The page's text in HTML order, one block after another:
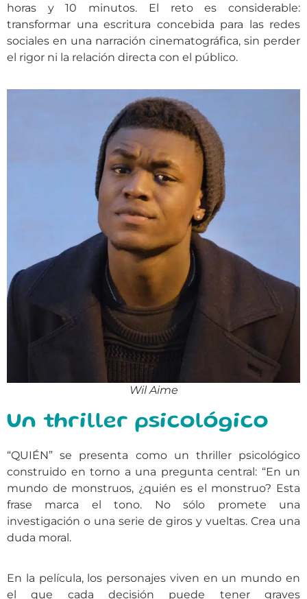
horas y 10 minutos. El reto es considerable:
transformar una escritura concebida para las redes
sociales en una narración cinematográfica, sin perder
el rigor ni la relación directa con el público.
Wil Aime
Un thriller psicológico
“QUIÉN” se presenta como un thriller psicológico
construido en torno a una pregunta central: “En un
mundo de monstruos, ¿quién es el monstruo? Esta
frase marca el tono. No sólo promete una
investigación o una serie de giros y vueltas. Crea una
duda moral.
En la película, los personajes viven en un mundo en
el que cada decisión puede tener graves